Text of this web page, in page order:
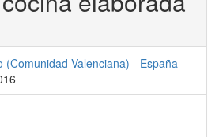
(Comunidad Valenciana) - España